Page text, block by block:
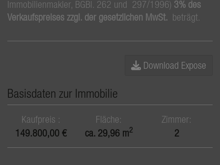
Immobilienmakler, BGBl. 262 und 297/1996) 3% des
Verkaufspreises zzgl. der gesetzlichen MwSt. beträgt.
Download Expose
Basisdaten zur Immobilie
Kaufpreis
149.800,00 €
Fläche
ca. 29,96 m2
Zimmer
2